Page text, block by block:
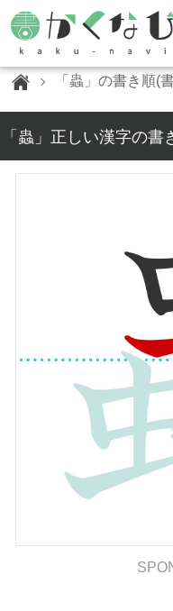
「蟲」の書き順(
「蟲」正しい漢字の